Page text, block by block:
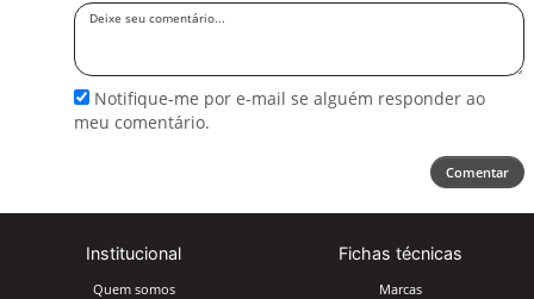
Deixe
Notifique-me por e-mail se alguém responder ao
meu comentário.
Comentar
Institucional
Quem somos
Fichas técnicas
Marcas